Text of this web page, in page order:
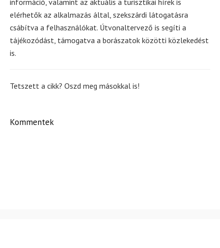
információ, valamint az aktuális a turisztikai hírek is
elérhetők az alkalmazás által, szekszárdi látogatásra
csábítva a felhasználókat. Útvonaltervező is segíti a
tájékozódást, támogatva a borászatok közötti közlekedést
is.
Tetszett a cikk? Oszd meg másokkal is!
Kommentek